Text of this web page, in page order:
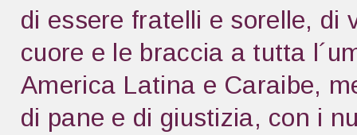
di essere fratelli e sorelle, di
cuore e le braccia a tutta
America Latina e Caraibe,
di pane e di giustizia, con i